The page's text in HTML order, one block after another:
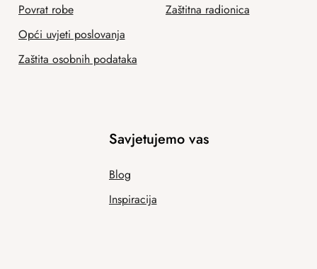
Povrat robe
Opći uvjeti poslovanja
Zaštita osobnih podataka
Zaštitna radionica
Savjetujemo vas
Blog
Inspiracija